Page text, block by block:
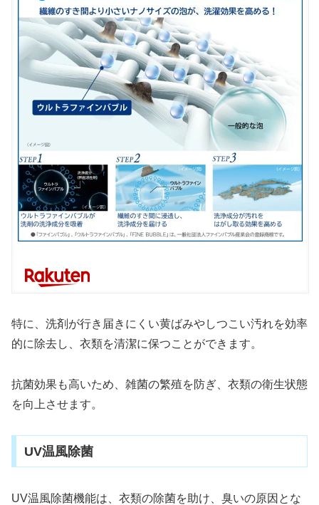
特に、洗剤が行き届きにくい黄ばみやしつこい汚れを効率
的に除去し、衣類を清潔に保つことができます。
抗菌効果も高いため、雑菌の繁殖を防ぎ、衣類の衛生状態
を向上させます。
UV温風除菌
UV温風除菌機能は、衣類の除菌を助け、臭いの原因とな